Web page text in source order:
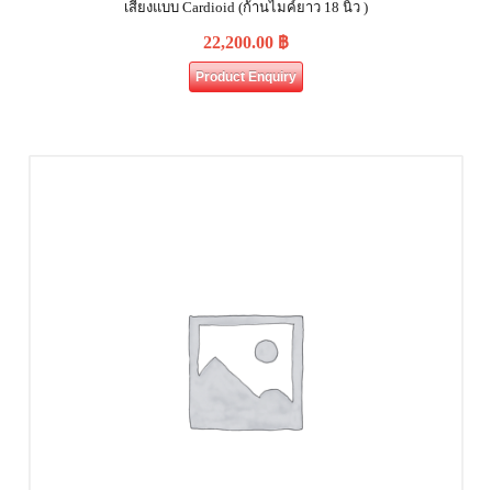
เสียงแบบ Cardioid (ก้านไมค์ยาว 18 นิ้ว )
22,200.00 ฿
Product Enquiry